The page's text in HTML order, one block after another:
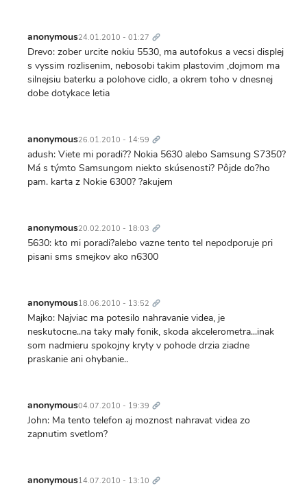
anonymous24.01.2010 - 01:27 odkaz
Drevo: zober urcite nokiu 5530, ma autofokus a vecsi displej
s vyssim rozlisenim, nebosobi takim plastovim ,dojmom ma
silnejsiu baterku a polohove cidlo, a okrem toho v dnesnej
dobe dotykace letia
anonymous26.01.2010 - 14:59 odkaz
adush: Viete mi poradi?? Nokia 5630 alebo Samsung S7350?
Má s týmto Samsungom niekto skúsenosti? Pôjde do?ho
pam. karta z Nokie 6300? ?akujem
anonymous20.02.2010 - 18:03 odkaz
5630: kto mi poradi?alebo vazne tento tel nepodporuje pri
pisani sms smejkov ako n6300
anonymous18.06.2010 - 13:52 odkaz
Majko: Najviac ma potesilo nahravanie videa, je
neskutocne..na taky maly fonik, skoda akcelerometra...inak
som nadmieru spokojny kryty v pohode drzia ziadne
praskanie ani ohybanie..
anonymous04.07.2010 - 19:39 odkaz
John: Ma tento telefon aj moznost nahravat videa zo
zapnutim svetlom?
anonymous14.07.2010 - 13:10 odkaz